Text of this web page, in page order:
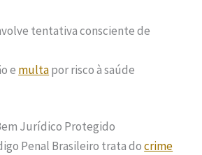
tentativa consciente de
e multapor risco à saúde
Jurídico Protegido
Penal Brasileiro trata docrime